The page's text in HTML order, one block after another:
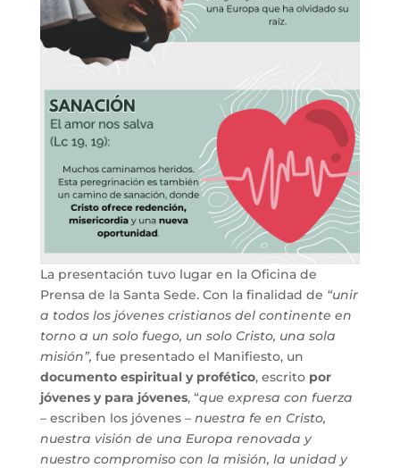
La presentación tuvo lugar en la Oficina de
Prensa de la Santa Sede. Con la finalidad de “unir
a todos los jóvenes cristianos del continente en
torno a un solo fuego, un solo Cristo, una sola
misión”, fue presentado el Manifiesto, un
documento espiritual y profético, escrito por
jóvenes y para jóvenes, “que expresa con fuerza
– escriben los jóvenes– nuestra fe en Cristo,
nuestra visión de una Europa renovada y
nuestro compromiso con la misión, la unidad y